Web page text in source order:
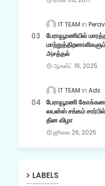
IT TEAM
பேராவூரணியில்
அசத்தல்
ஆகஸ்ட் 16, 2025
IT TEAM Ads
பேராவூரணி
லயன்ஸ் சங்கம்
தின விழா
ஜூலை 26, 2025
LABELS